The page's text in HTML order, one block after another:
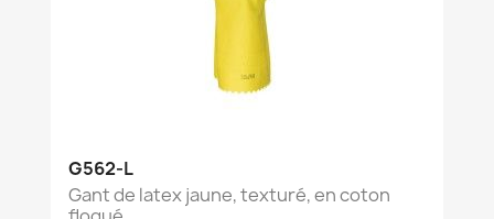
G562-L
Gant de latex jaune, texturé, en coton